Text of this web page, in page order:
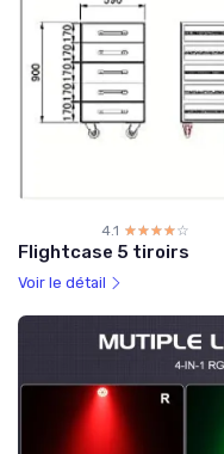
4.1 ☆☆☆☆☆
★★★★★
Flightcase 5 tiroirs
Voir le détail